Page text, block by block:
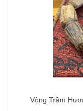
Vòng Trầm